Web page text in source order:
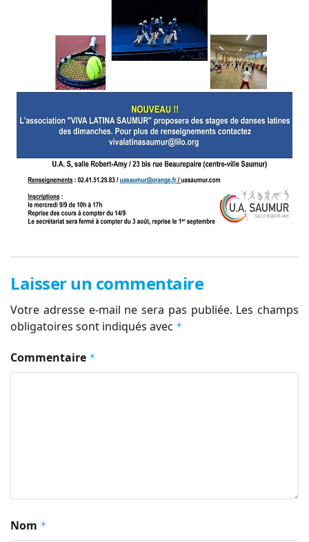
Laisser un commentaire
Votre adresse e-mail ne sera pas publiée. Les champs
obligatoires sont indiqués avec *
Commentaire *
Nom *